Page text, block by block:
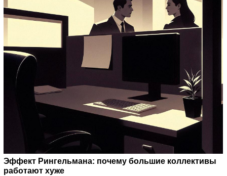
Эффект Рингельмана: почему большие коллективы
работают хуже